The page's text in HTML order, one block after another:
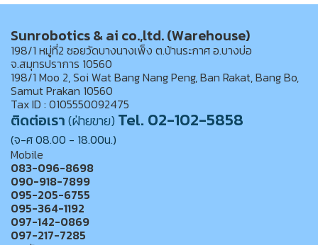
Sunrobotics & ai co.,ltd. (Warehouse)
198/1 หมู่ที่2 ซอยวัดบางนางเพ็ง ต.บ้านระกาศ อ.บางบ่อ
จ.สมุทรปราการ 10560
198/1 Moo 2, Soi Wat Bang Nang Peng, Ban Rakat, Bang Bo,
Samut Prakan 10560
Tax ID : 0105550092475
ติดต่อเรา(ฝ่ายขาย) Tel. 02-102-5858
(จ-ศ 08.00 - 18.00น.)
Mobile
083-096-8698
090-918-7899
095-205-6755
095-364-1192
097-142-0869
097-217-7285